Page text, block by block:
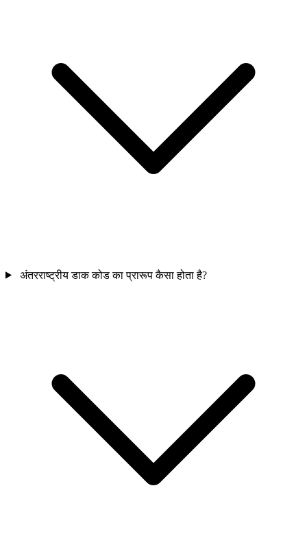
अंतरराष्ट्रीय डाक कोड का प्रारूप कैसा होता है?